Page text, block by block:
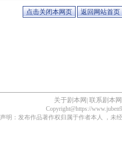
关于剧本网 联系剧本网
Copyright@https://
声明：发布作品著作权归属于作者本人 ，未